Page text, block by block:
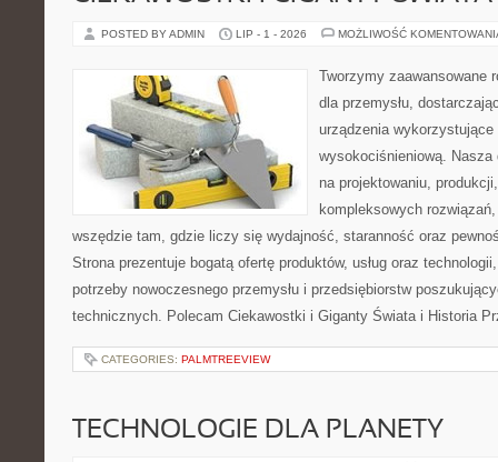
POSTED BY ADMIN LIP - 1 - 2026 MOŻLIWOŚĆ
Tworzymy zaawansowane
dla przemysłu,
urządzenia wykorzystujące
wysokociśnieniową. Nasza
na projektowaniu,
kompleksowych
wszędzie tam, gdzie liczy się wydajność, staranność oraz
Strona prezentuje bogatą ofertę produktów, usług oraz
potrzeby nowoczesnego przemysłu i przedsiębiorstw
technicznych. Polecam Ciekawostki i Giganty Świata i Historia
CATEGORIES: PALMTREEVIEW
TECHNOLOGIE DLA PLANETY